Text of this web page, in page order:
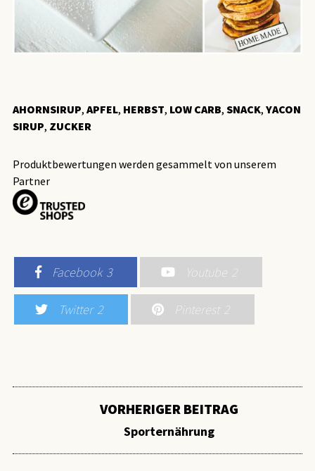
AHORNSIRUP, APFEL, HERBST, LOW CARB, SNACK, YACON
SIRUP, ZUCKER
Produktbewertungen werden gesammelt von unserem
Partner
Facebook 3 Youtube 2
Twitter 2 Pinterest 2
VORHERIGER BEITRAG
Sporternährung